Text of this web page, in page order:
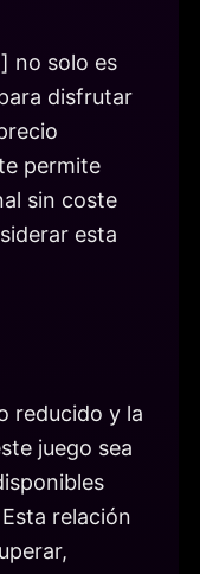
no solo es
disfrutar
permite
sin coste
esta
reducido y la
juego sea
relación